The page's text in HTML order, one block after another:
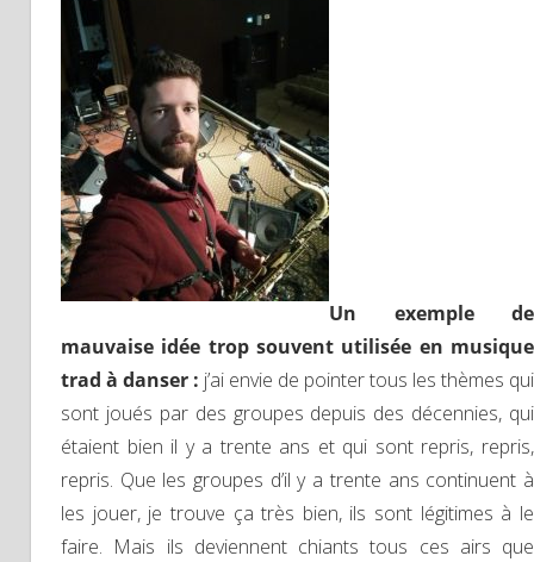
Un exemple de
mauvaise idée trop souvent utilisée en musique
trad à danser : j’ai envie de pointer tous les thèmes qui
sont joués par des groupes depuis des décennies, qui
étaient bien il y a trente ans et qui sont repris, repris,
repris. Que les groupes d’il y a trente ans continuent à
les jouer, je trouve ça très bien, ils sont légitimes à le
faire. Mais ils deviennent chiants tous ces airs que